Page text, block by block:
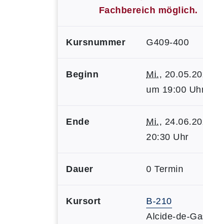
Fachbereich möglich.
Kursnummer G409-400
Beginn Mi.,
um 19:00
Ende Mi.,
20:30 Uhr
Dauer 0 Termin
Kursort
B-210
Alcide-de-